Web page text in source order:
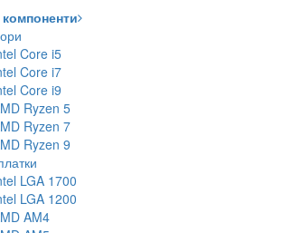
Core i5
Core i7
Core i9
Ryzen 5
Ryzen 7
Ryzen 9
LGA 1700
LGA 1200
AM4